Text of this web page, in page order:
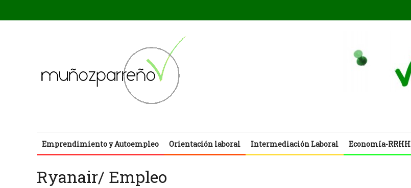
Emprendimiento y Autoempleo Orientación laboral Intermediación Laboral Economía-RRHH
Ryanair/ Empleo